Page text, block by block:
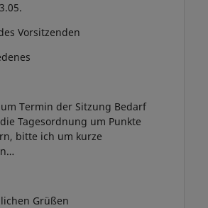
Vorsitzenden
Termin der Sitzung Bedarf
Tagesordnung um Punkte
bitte ich um kurze
Grüßen